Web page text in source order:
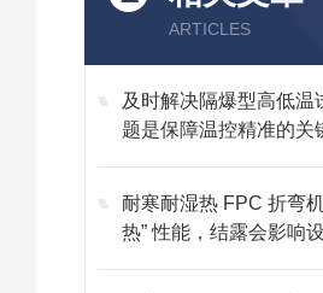
ARTICLES
及时解决隔爆型高低温
题是保障温控精准的关
耐寒耐湿热 FPC 折弯
热” 性能，结露会影响